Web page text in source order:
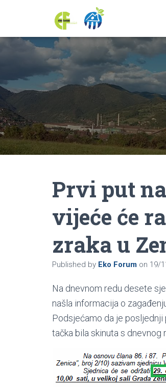
Prvi put
vijeće će
zraka u
Published by Eko Forum on 19/
Na dnevnom redu desete
našla informacija o
Podsjećamo da je posljednji
tačka bila skinuta s dnevnog